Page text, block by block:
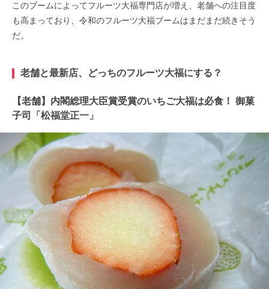
このブームによってフルーツ大福専門店が増え、老舗への注目度
も高まっており、令和のフルーツ大福ブームはまだまだ続きそう
だ。
老舗と最新店、どっちのフルーツ大福にする？
【老舗】内閣総理大臣賞受賞のいちご大福は必食！ 御菓
子司「松福堂正一」